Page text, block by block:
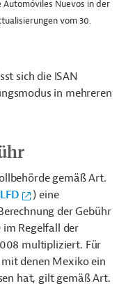
Nuevos in der
vom 30.
sich die ISAN
in mehreren
gemäß Art.
LFD
) eine
der Gebühr
im Regelfall der
multipliziert. Für
denen Mexiko ein
hat,gilt gemäß Art.